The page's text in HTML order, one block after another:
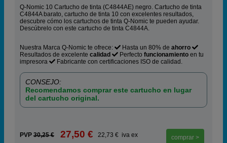
Q-Nomic 10 Cartucho de tinta (C4844AE) negro. Cartucho de tinta
C4844A barato, cartucho de tinta 10 con excelentes resultados,
descubre cómo los cartuchos de tinta Q-Nomic te pueden ayudar.
Descúbrelo con este cartucho de tinta C4844A.
Nuestra Marca Q-Nomic te ofrece: Hasta un 80% de ahorro
Resultados de excelente calidad Perfecto funcionamiento en tu
impresora
Fabricante con certificaciones ISO de calidad.
CONSEJO:
Recomendamos comprar este cartucho en lugar
del cartucho original.
PVP 30,25 € 27,50 € 22,73 € iva ex comprar >